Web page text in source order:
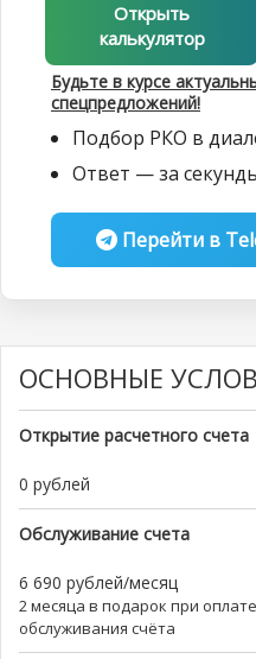
Открыть
калькулятор
Будьте в курсе
спецпредложений!
Подбор РКО в
Ответ — за
Перейти в
ОСНОВНЫЕ
Открытие расчетного счета
0 рублей
Обслуживание счета
6 690 рублей/месяц
2 месяца в подарок при
обслуживания счёта